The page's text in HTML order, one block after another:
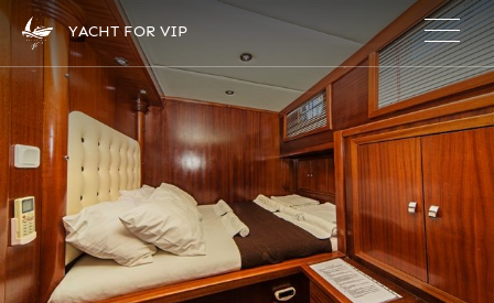
YACHT FOR VIP ×